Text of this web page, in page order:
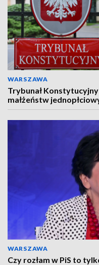
WARSZAWA
Trybunał
małżeństw
WARSZAWA
Czy rozłam w PiS to